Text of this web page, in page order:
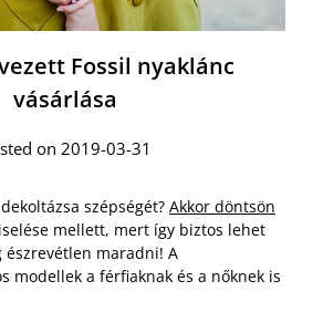
Fossil nyaklánc
vásárlása
on 2019-03-31
szépségét? Akkor döntsön
mellett, mert így biztos lehet
észrevétlen maradni! A
modellek a férfiaknak és a nőknek is